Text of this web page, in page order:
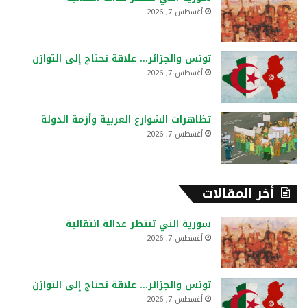
أغسطس 7, 2026
تونس والجزائر… علاقة تحتاج إلى التوازن
أغسطس 7, 2026
تظاهرات الشوارع العربية وأزمة الدولة
أغسطس 7, 2026
أخر المقالات
سورية التي تنتظر عدالة انتقالية
أغسطس 7, 2026
تونس والجزائر… علاقة تحتاج إلى التوازن
أغسطس 7, 2026